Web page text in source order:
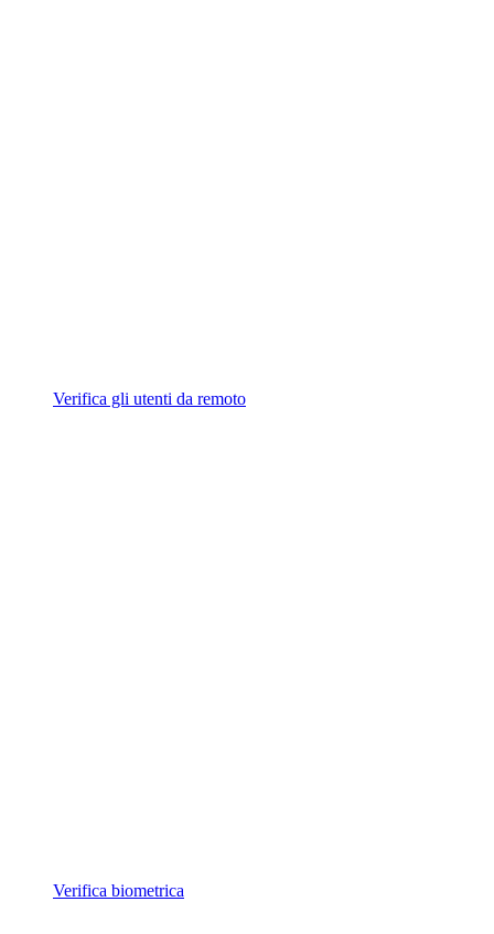
Verifica gli utenti da remoto
Verifica biometrica